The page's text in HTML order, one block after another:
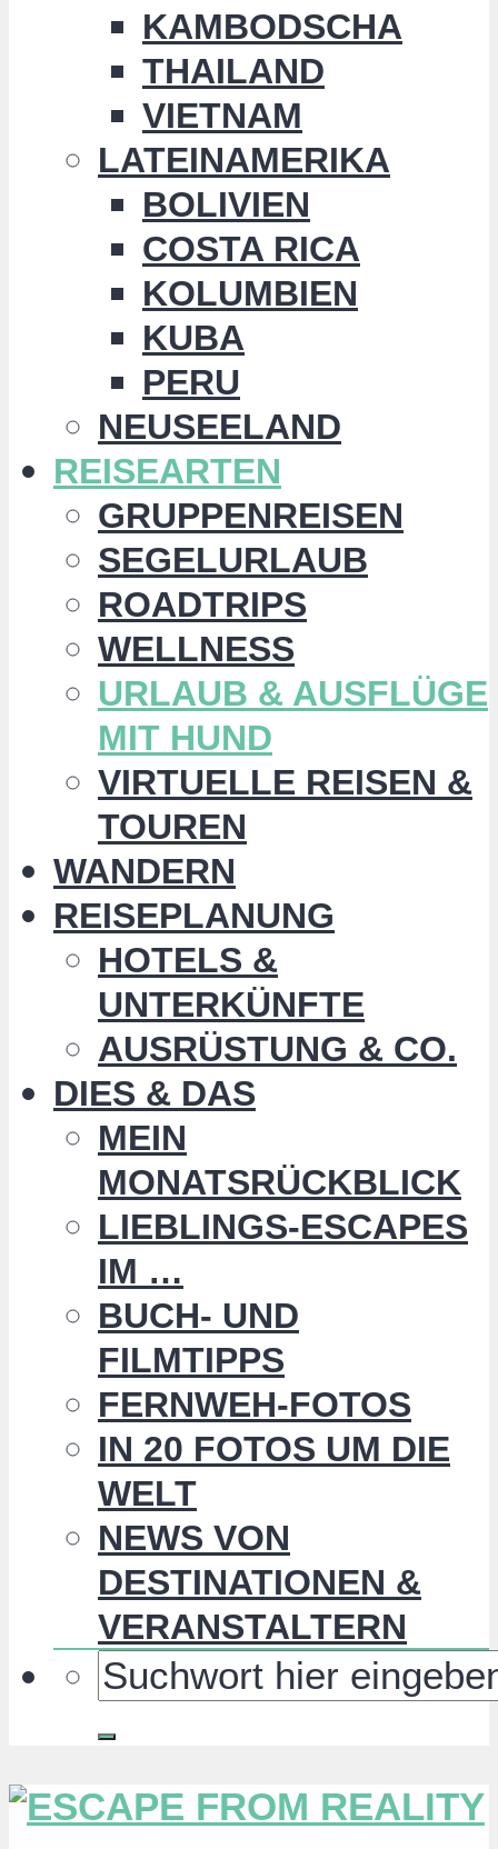
KAMBODSCHA
THAILAND
VIETNAM
LATEINAMERIKA
BOLIVIEN
COSTA RICA
KOLUMBIEN
KUBA
PERU
NEUSEELAND
REISEARTEN
GRUPPENREISEN
SEGELURLAUB
ROADTRIPS
WELLNESS
URLAUB & AUSFLÜGE
MIT HUND
VIRTUELLE REISEN &
TOUREN
WANDERN
REISEPLANUNG
HOTELS &
UNTERKÜNFTE
AUSRÜSTUNG & CO.
DIES & DAS
MEIN
MONATSRÜCKBLICK
LIEBLINGS-ESCAPES
IM …
BUCH- UND
FILMTIPPS
FERNWEH-FOTOS
IN 20 FOTOS UM DIE
WELT
NEWS VON
DESTINATIONEN &
VERANSTALTERN